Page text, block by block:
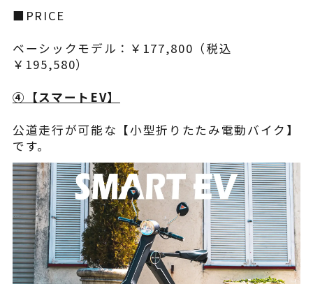
■PRICE
ベーシックモデル：￥177,800（税込
￥195,580）
④【​スマートEV】
公道走行が可能な【小型折りたたみ電動バイク】
です。